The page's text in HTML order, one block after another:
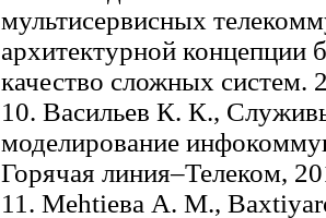
мультисервисных
архитектурной концепции
качество сложных
10. Васильев К. К.,
моделирование
Горячая линия–Телеком,
11. Меhtiева А. М.,